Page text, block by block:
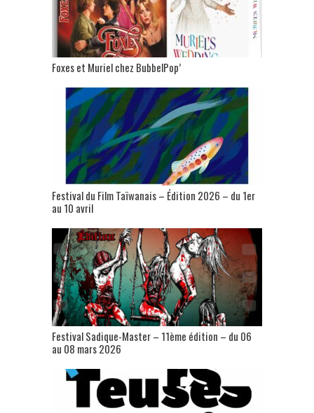
Foxes et Muriel chez BubbelPop’
Festival du Film Taïwanais – Édition 2026 – du 1er
au 10 avril
Festival Sadique-Master – 11ème édition – du 06
au 08 mars 2026